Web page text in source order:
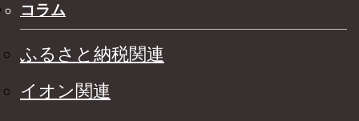
コラム
ふるさと納税関連
イオン関連